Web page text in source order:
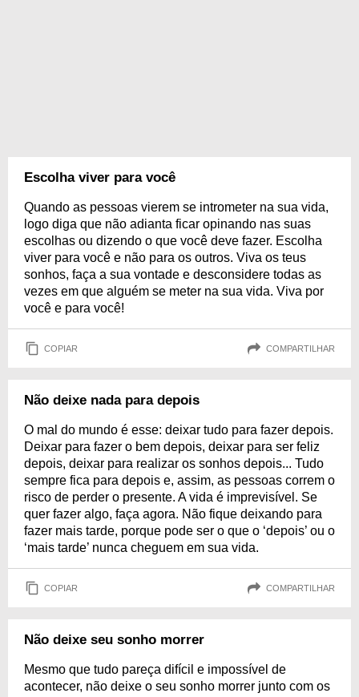
Escolha viver para você
Quando as pessoas vierem se intrometer na sua vida,
logo diga que não adianta ficar opinando nas suas
escolhas ou dizendo o que você deve fazer. Escolha
viver para você e não para os outros. Viva os teus
sonhos, faça a sua vontade e desconsidere todas as
vezes em que alguém se meter na sua vida. Viva por
você e para você!
COPIAR COMPARTILHAR
Não deixe nada para depois
O mal do mundo é esse: deixar tudo para fazer depois.
Deixar para fazer o bem depois, deixar para ser feliz
depois, deixar para realizar os sonhos depois... Tudo
sempre fica para depois e, assim, as pessoas correm o
risco de perder o presente. A vida é imprevisível. Se
quer fazer algo, faça agora. Não fique deixando para
fazer mais tarde, porque pode ser o que o ‘depois’ ou o
‘mais tarde’ nunca cheguem em sua vida.
COPIAR COMPARTILHAR
Não deixe seu sonho morrer
Mesmo que tudo pareça difícil e impossível de
acontecer, não deixe o seu sonho morrer junto com os